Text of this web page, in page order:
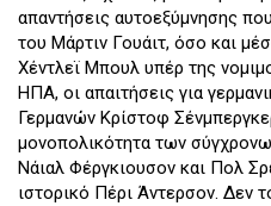
απαντήσεις αυτοεξύμνησης
του Μάρτιν Γουάιτ, όσο και
Χέντλεϊ Μπουλ υπέρ της
ΗΠΑ, οι απαιτήσεις για
Γερμανών Κρίστοφ
μονοπολικότητα των
Νάιαλ Φέργκιουσον και Πολ
ιστορικό Πέρι Άντερσον. Δεν